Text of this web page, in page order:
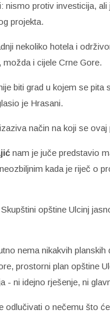
nismo protiv investicija,
projekta.
nekoliko hotela i
možda i cijele Crne Gore.
biti grad u kojem se
je Hrasani.
način na koji se
nam je juče predstavio
kada je riječ o
opštine Ulcinj
nema nikakvih
prostorni plan opštine
- ni idejno rješenje, ni
odlučivati o nečemu što